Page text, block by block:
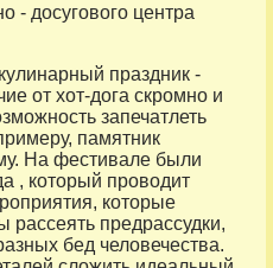
- досугового центра
праздник -
от хот-дога скромно и
запечатлеть
памятник
На фестивале были
, который проводит
которые
рассеять предрассудки,
бед человечества.